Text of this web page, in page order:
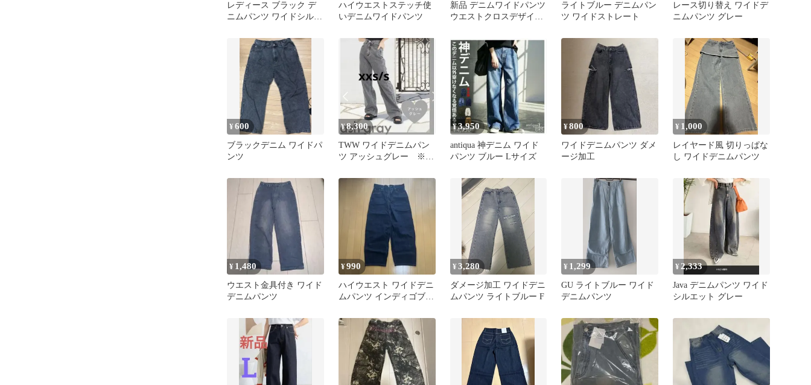
レディース ブラック デ
ニムパンツ ワイドシルエ
ハイウエストステッチ使
いデニムワイドパンツ
新品 デニムワイドパンツ
ウエストクロスデザイン
ンズ
ライトブルー デニムパン
ツ ワイドストレート
レース切り替え ワイドデ
ニムパンツ グレー
¥600
ブラックデニム ワイドパ
ンツ
¥8,300
TWW ワイドデニムパン
ツ アッシュグレー ※丈
¥3,950
antiqua 神デニム ワイド
パンツ ブルー Lサイズ
¥800
ワイドデニムパンツ ダメ
ージ加工
¥ 1,000
レイヤード風 切りっぱな
し ワイドデニムパンツ
¥ 1,480
ウエスト金具付き ワイド
デニムパンツ
¥990
ハイウエスト ワイドデニ
ムパンツ インディゴブル
¥3,280
ダメージ加工 ワイドデニ
ムパンツ ライトブルー F
¥ 1,299
GU ライトブルー ワイド
デニムパンツ
¥2,333
Java デニムパンツ ワイド
シルエット グレー